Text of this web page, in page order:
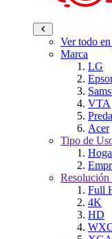
Ver todo
Marca
LG
VTA
Acer
Tipo de
Resolución
Full
4K
HD